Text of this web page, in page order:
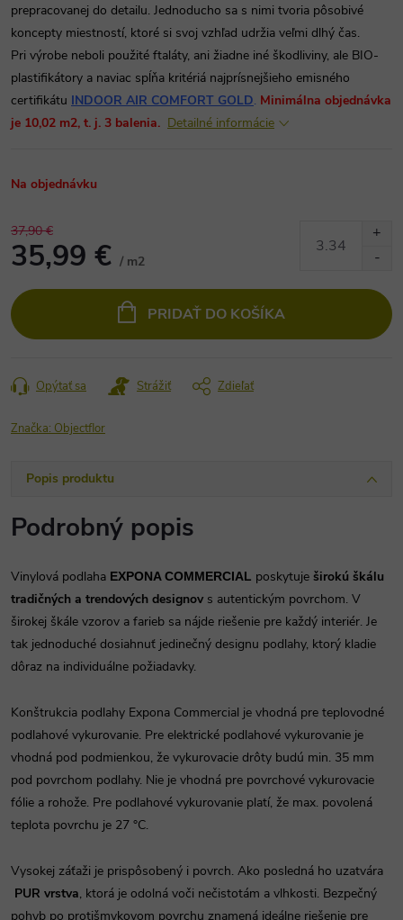
prepracovanej do detailu. Jednoducho sa s nimi tvoria pôsobivé
koncepty miestností, ktoré si svoj vzhľad udržia veľmi dlhý čas.
Pri výrobe neboli použité ftaláty, ani žiadne iné škodliviny, ale BIO-
plastifikátory a naviac spĺňa kritériá najprísnejšieho emisného
certifikátu INDOOR AIR COMFORT GOLD. Minimálna objednávka
je 10,02 m2, t. j. 3 balenia. Detailné informácie
Na objednávku
37,90 €
35,99 € / m2
cena:
PRIDAŤ DO KOŠÍKA
Opýtať sa Strážiť Zdieľať
Značka: Objectflor
Popis produktu
Podrobný popis
Vinylová podlaha EXPONA COMMERCIAL poskytuje širokú škálu
tradičných a trendových designov s autentickým povrchom. V
širokej škále vzorov a farieb sa nájde riešenie pre každý interiér. Je
tak jednoduché dosiahnuť jedinečný designu podlahy, ktorý kladie
dôraz na individuálne požiadavky.
Konštrukcia podlahy Expona Commercial je vhodná pre teplovodné
podlahové vykurovanie. Pre elektrické podlahové vykurovanie je
vhodná pod podmienkou, že vykurovacie drôty budú min. 35 mm
pod povrchom podlahy. Nie je vhodná pre povrchové vykurovacie
fólie a rohože. Pre podlahové vykurovanie platí, že max. povolená
teplota povrchu je 27 °C.
Vysokej záťaži je prispôsobený i povrch. Ako posledná ho uzatvára
PUR vrstva, ktorá je odolná voči nečistotám a vlhkosti. Bezpečný
pohyb po protišmykovom povrchu znamená ideálne riešenie pre